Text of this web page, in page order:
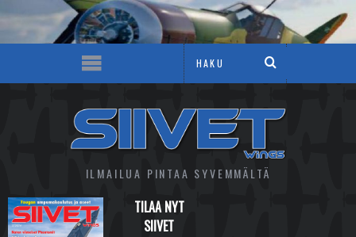
ILMAILUA PINTAA SYVEMMÄLTÄ
TILAA NYT
SIIVET